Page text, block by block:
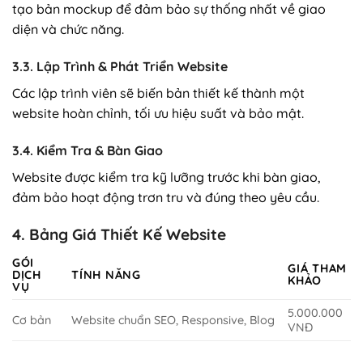
tạo bản mockup để đảm bảo sự thống nhất về giao
diện và chức năng.
3.3. Lập Trình & Phát Triển Website
Các lập trình viên sẽ biến bản thiết kế thành một
website hoàn chỉnh, tối ưu hiệu suất và bảo mật.
3.4. Kiểm Tra & Bàn Giao
Website được kiểm tra kỹ lưỡng trước khi bàn giao,
đảm bảo hoạt động trơn tru và đúng theo yêu cầu.
4. Bảng Giá Thiết Kế Website
GÓI
DỊCH
VỤ
TÍNH NĂNG
GIÁ THAM
KHẢO
Cơ bản Website chuẩn SEO, Responsive, Blog
5.000.000
VNĐ